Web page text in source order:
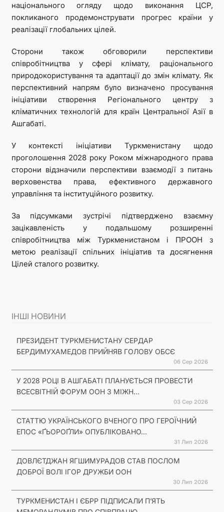
національного огляду щодо виконання ЦСР,
покликаного продемонструвати прогрес країни у
реалізації глобальних цілей.
Сторони також обговорили перспективи
співробітництва у сфері клімату, раціонального
природокористування та адаптації до змін клімату. Як
перспективний напрям було визначено просування
ініціативи створення Регіонального центру з
кліматичних технологій для країн Центральної Азії в
Ашгабаті.
У контексті ініціативи Туркменистану щодо
проголошення 2028 року Роком міжнародного права
сторони відзначили перспективи взаємодії з питань
верховенства права, ефективного державного
управління та інституційного розвитку.
За підсумками зустрічі підтверджено взаємну
зацікавленість у подальшому розширенні
співробітництва між Туркменистаном і ПРООН з
метою реалізації спільних ініціатив та досягнення
Цілей сталого розвитку.
ІНШІ НОВИНИ
ПРЕЗИДЕНТ ТУРКМЕНИСТАНУ СЕРДАР
БЕРДИМУХАМЕДОВ ПРИЙНЯВ ГОЛОВУ ОБСЄ
06 Сер 2026
У 2028 РОЦІ В АШГАБАТІ ПЛАНУЄТЬСЯ ПРОВЕСТИ
ВСЕСВІТНІЙ ФОРУМ ООН З МІЖН...
03 Сер 2026
СТАТТЮ УКРАЇНСЬКОГО ВЧЕНОГО ПРО ГЕРОЇЧНИЙ
ЕПОС «ҐЬОРОҐЛИ» ОПУБЛІКОВАНО...
31 Лип 2026
ДОВЛЄТДЖАН ЯГШИМУРАДОВ СТАВ ПОСЛОМ
ДОБРОЇ ВОЛІ ІГОР ДРУЖБИ ООН
30 Лип 2026
ТУРКМЕНИСТАН І ЄБРР ПІДПИСАЛИ П’ЯТЬ